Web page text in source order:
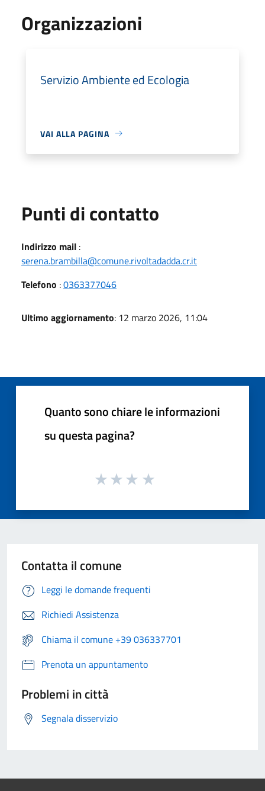
Organizzazioni
Servizio Ambiente ed Ecologia
VAI ALLA PAGINA
Punti di contatto
Indirizzo mail :
serena.brambilla@comune.rivoltadadda.cr.it
Telefono :0363377046
Ultimo aggiornamento: 12 marzo 2026, 11:04
Quanto sono chiare le informazioni
su questa pagina?
Contatta il comune
Leggi le domande frequenti
Richiedi Assistenza
Chiama il comune +39 036337701
Prenota un appuntamento
Problemi in città
Segnala disservizio